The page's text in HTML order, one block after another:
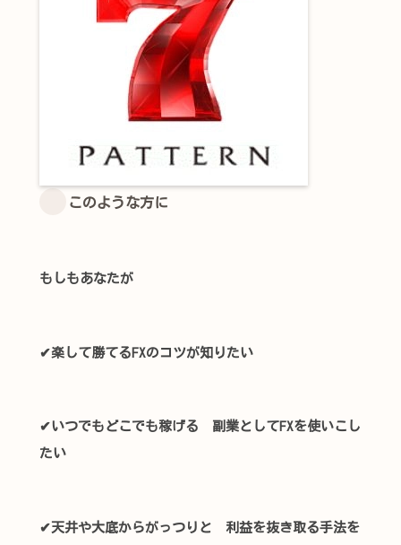
このような方に
もしもあなたが
✔楽して勝てるFXのコツが知りたい
✔いつでもどこでも稼げる 副業としてFXを使いこし
たい
✔天井や大底からがっつりと 利益を抜き取る手法を